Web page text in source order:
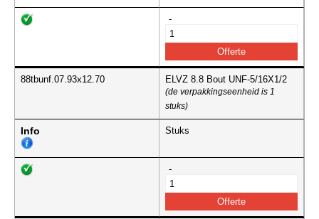
-
88tbunf.07.93x12.70 ELVZ 8.8 Bout UNF-5/16X1/2
(de verpakkingseenheid is 1
stuks)
Info Stuks
-